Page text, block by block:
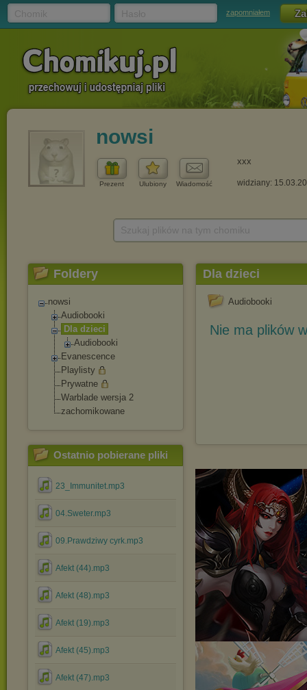
zapomniałem
nowsi
Prezent Ulubiony Wiadomość
xxx
widziany:
Foldery
nowsi
Audiobooki
Dla dzieci
Audiobooki
Evanescence
Playlisty
Prywatne
Warblade wersja 2
zachomikowane
Ostatnio pobierane pliki
23_Immunitet.mp3
04.Sweter.mp3
09.Prawdziwy cyrk.mp3
Afekt (44).mp3
Afekt (48).mp3
Afekt (19).mp3
Afekt (45).mp3
Afekt (47).mp3
Dla dzieci
Audiobooki
Nie ma plików